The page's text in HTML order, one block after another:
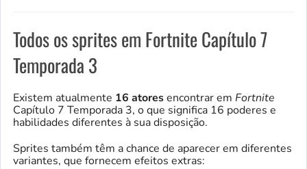
Todos os sprites em Fortnite Capítulo 7
Temporada 3
Existem atualmente 16 atoresencontrar em Fortnite
Capítulo 7 Temporada 3, o que significa 16 poderes e
habilidades diferentes à sua disposição.
Sprites também têm a chance de aparecer em diferentes
variantes, que fornecem efeitos extras: